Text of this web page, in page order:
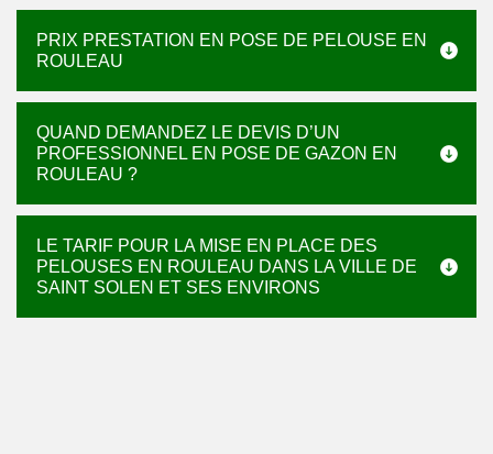
PRIX PRESTATION EN POSE DE PELOUSE EN
ROULEAU
QUAND DEMANDEZ LE DEVIS D’UN
PROFESSIONNEL EN POSE DE GAZON EN
ROULEAU ?
LE TARIF POUR LA MISE EN PLACE DES
PELOUSES EN ROULEAU DANS LA VILLE DE
SAINT SOLEN ET SES ENVIRONS